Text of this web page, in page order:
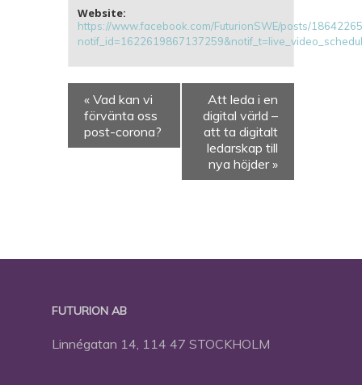
Website:
https://www.facebook.com/FuturionSWE/posts/
« Vad kan vi
förvänta oss
post-corona?
Att leda i en
digital värld –
att ta digitalt
ledarskap till
nya höjder»
FUTURION AB
Linnégatan 14, 114 47 STOCKHOLM